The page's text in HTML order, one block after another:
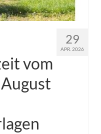
29
APR. 2026
vom